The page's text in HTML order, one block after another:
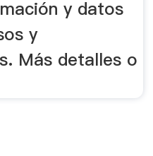
y datos
y
Más detalles o